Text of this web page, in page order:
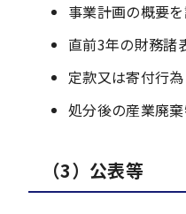
事業計画の概要
直前3年の財務諸
定款又は寄付行為
処分後の産業廃
（3）公表等